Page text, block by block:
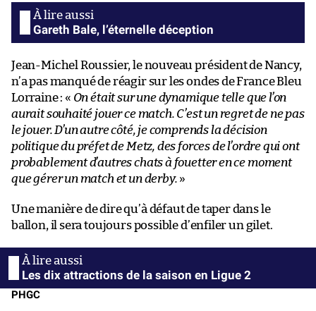
Gareth Bale, l’éternelle déception
Jean-Michel Roussier, le nouveau président de Nancy,
n’a pas manqué de réagir sur les ondes de France Bleu
Lorraine : « On était sur une dynamique telle que l’on
aurait souhaité jouer ce match. C’est un regret de ne pas
le jouer. D’un autre côté, je comprends la décision
politique du préfet de Metz, des forces de l’ordre qui ont
probablement d’autres chats à fouetter en ce moment
que gérer un match et un derby. »
Une manière de dire qu’à défaut de taper dans le
ballon, il sera toujours possible d’enfiler un gilet.
Les dix attractions de la saison en Ligue 2
PHGC